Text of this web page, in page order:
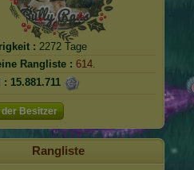
: 2272 Tage
Rangliste : 614.
: 15.881.711
der Besitzer
Rangliste